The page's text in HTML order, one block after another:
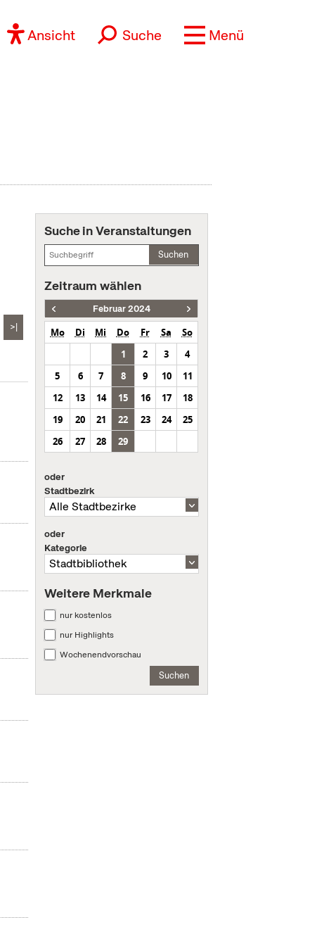
Ansicht Suche Menü
>|
Suche in Veranstaltungen
Suchen
Zeitraum wählen
Februar 2024
Mo Di Mi Do Fr Sa
So
1
2 3
4
5
6 7 8 9 10
11
12
13 14 15 16 17
18
19
20 21 22 23 24
25
26
27 28 29
oder
Stadtbezirk
oder
Kategorie
Weitere Merkmale
nur kostenlos
nur Highlights
Wochenendvorschau
Suchen